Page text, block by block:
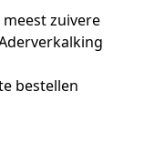
zuivere
bestellen